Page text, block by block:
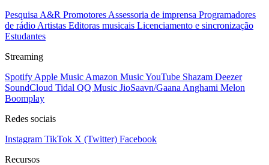
Pesquisa A&R Promotores Assessoria de imprensa Programadores
de rádio Artistas Editoras musicais Licenciamento e sincronização
Estudantes
Streaming
Spotify Apple Music Amazon MusicYouTube Shazam Deezer
SoundCloud Tidal QQ Music JioSaavn/Gaana Anghami Melon
Boomplay
Redes sociais
Instagram TikTok X (Twitter) Facebook
Recursos